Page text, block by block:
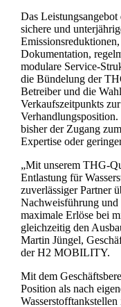
Das
sichere und
Dokumentation,
modulare Service-
die Bündelung der
Betreiber und die
Verkaufszeitpunkts
bisher der Zugang
Expertise oder
„Mit unserem THG-
Entlastung für
zuverlässiger Partner
Nachweisführung
maximale Erlöse bei
gleichzeitig den
Martin Jüngel,
der H2 MOBILITY.
Mit dem
Position als nach